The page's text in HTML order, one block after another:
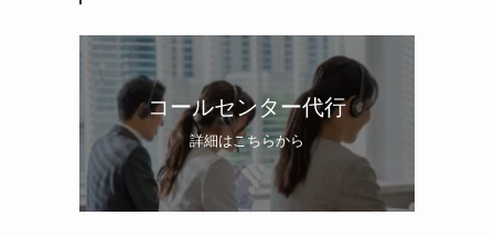
コールセンター代行
詳細はこちらから